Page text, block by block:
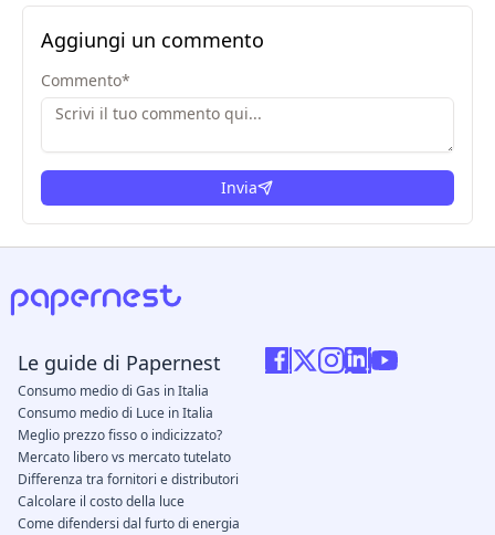
Aggiungi un commento
Commento*
Invia
Le guide di Papernest
Consumo medio di Gas in Italia
Consumo medio di Luce in Italia
Meglio prezzo fisso o indicizzato?
Mercato libero vs mercato tutelato
Differenza tra fornitori e distributori
Calcolare il costo della luce
Come difendersi dal furto di energia